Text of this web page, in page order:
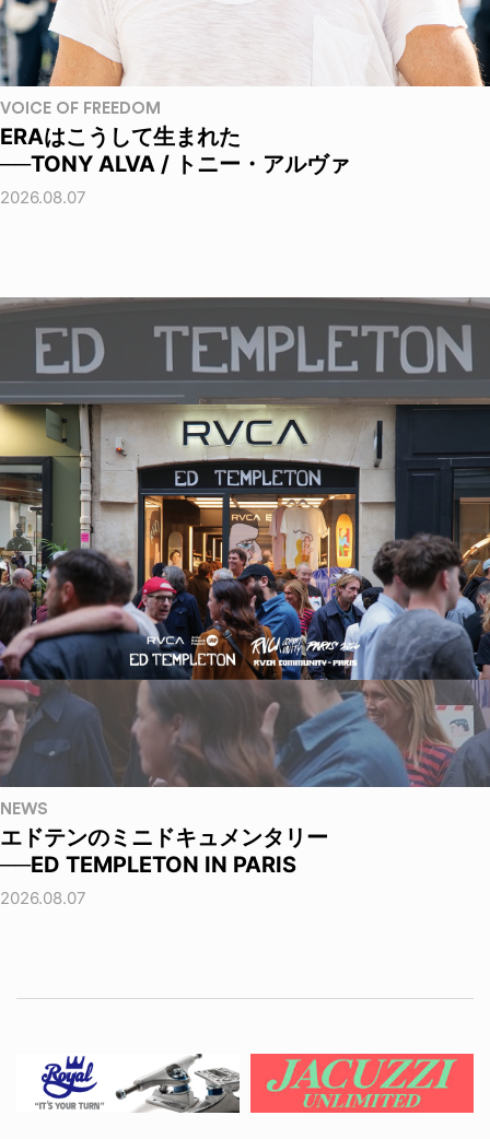
VOICE OF FREEDOM
ERAはこうして生まれた
──TONY ALVA / トニー・アルヴァ
2026.08.07
NEWS
エドテンのミニドキュメンタリー
──ED TEMPLETON IN PARIS
2026.08.07